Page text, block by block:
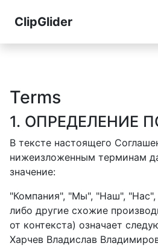
ClipGlider
Terms
1. ОПРЕДЕЛЕНИЕ
В тексте настоящего
нижеизложенным терминам
значение:
"Компания", "Мы", "Наш",
либо другие схожие
от контекста) означает
Харчев Владислав